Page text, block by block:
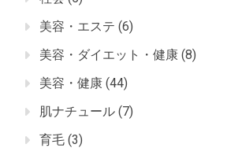
美容・エステ (6)
美容・ダイエット・健康 (8)
美容・健康 (44)
肌ナチュール (7)
育毛 (3)